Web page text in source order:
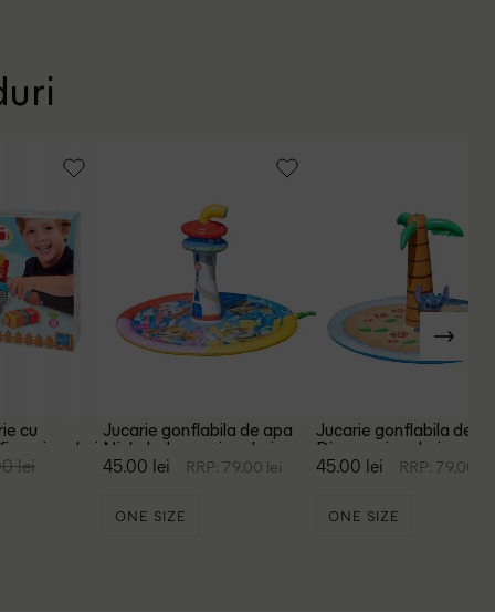
cu
mix culori
lei
Jucarie gonflabila de apa
Nickelodeon, mix culori
45.00 lei RRP: 79.00 lei
ONE SIZE
Jucarie gonflabila de
Disney, mix culori
45.00 lei RRP: 79.00 lei
ONE SIZE